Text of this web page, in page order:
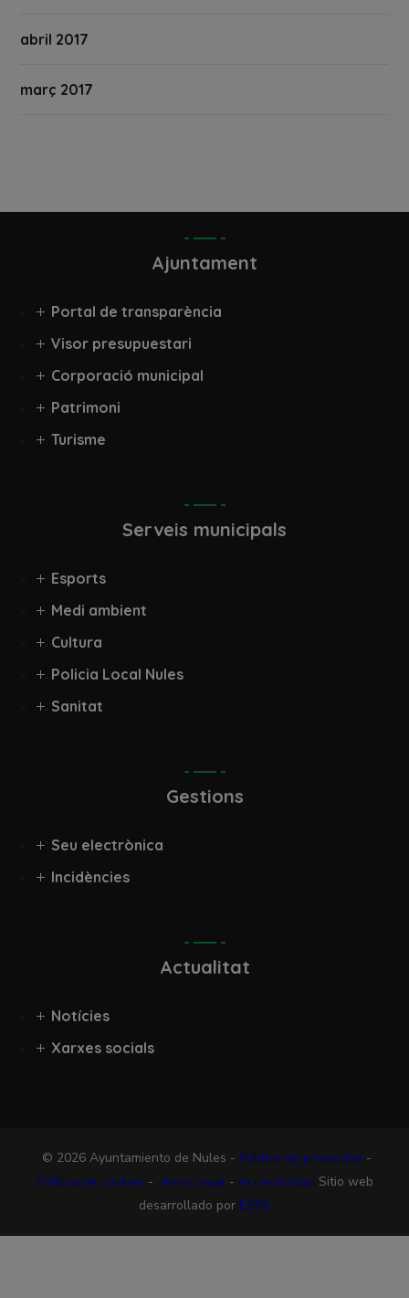
abril 2017
març 2017
Ajuntament
Portal de transparència
Visor presupuestari
Corporació municipal
Patrimoni
Turisme
Serveis municipals
Esports
Medi ambient
Cultura
Policia Local Nules
Sanitat
Gestions
Seu electrònica
Incidències
Actualitat
Notícies
Xarxes socials
© 2026 Ayuntamiento de Nules - Política de privacidad -
Política de cookies - Aviso legal- Accesibilidad Sitio web
desarrollado por ESPA